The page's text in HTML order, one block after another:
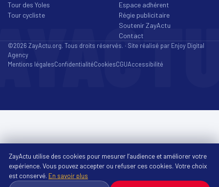
Tour des Yoles
Tour cycliste
Espace adhérent
Régie publicitaire
Soutenir ZayActu
Contact
©2026 ZayActu.org. Tous droits réservés. · Site réalisé par Enjoy Digital
Agency
Mentions légalesConfidentialitéCookiesCGUAccessibilité
ZayActu utilise des cookies pour mesurer l’audience et améliorer votre
expérience. Vous pouvez accepter ou refuser ces cookies. Votre choix
est conservé. En savoir plus